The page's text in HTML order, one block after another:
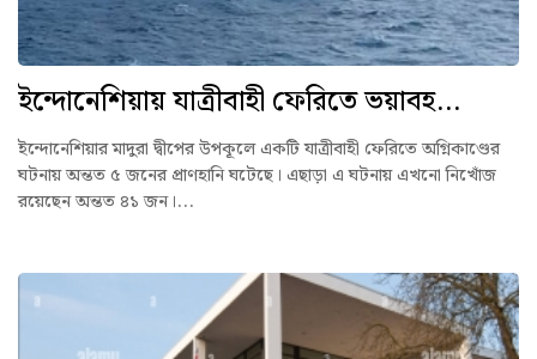
ইন্দোনেশিয়ায় যাত্রীবাহী ফেরিতে ভয়াবহ...
ইন্দোনেশিয়ার মাদুরা দ্বীপের উপকূলে একটি যাত্রীবাহী ফেরিতে অগ্নিকাণ্ডের
ঘটনায় অন্তত ৫ জনের প্রাণহানি ঘটেছে। এছাড়া এ ঘটনায় এখনো নিখোঁজ
রয়েছেন অন্তত ৪১ জন।...